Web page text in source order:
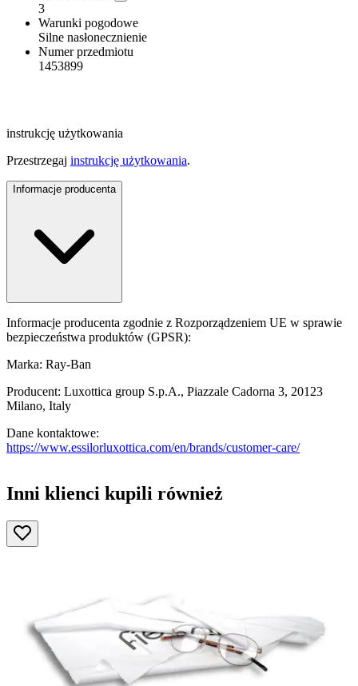
3
Warunki pogodowe
Silne nasłonecznienie
Numer przedmiotu
1453899
instrukcję użytkowania
Przestrzegaj instrukcję użytkowania.
Informacje producenta
Informacje producenta zgodnie z Rozporządzeniem UE w sprawie
bezpieczeństwa produktów (GPSR):
Marka: Ray-Ban
Producent: Luxottica group S.p.A., Piazzale Cadorna 3, 20123
Milano, Italy
Dane kontaktowe:
https://www.essilorluxottica.com/en/brands/customer-care/
Inni klienci kupili również